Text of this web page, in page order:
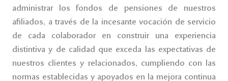
administrar los fondos de pensiones de nuestros
afiliados, a través de la incesante vocación de servicio
de cada colaborador en construir una experiencia
distintiva y de calidad que exceda las expectativas de
nuestros clientes y relacionados, cumpliendo con las
normas establecidas y apoyados en la mejora continua